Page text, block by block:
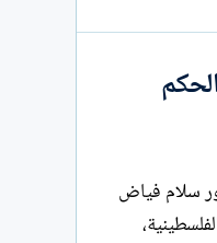
سلام فياض